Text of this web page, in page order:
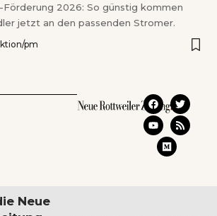
2026: So günstig kommen
jetzt an den passenden Stromer.
pm
Neue